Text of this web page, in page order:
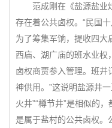
范成刚在《盐源盐业
存在着公共卤权。“民国
为了筹集军饷，提收四大
西庙、湖广庙的班水业权
卤权商贾参入管理。班井
神供用。”这说明盐源井
火井”“樽节井”是相似的
是属于盐村的公共卤权。